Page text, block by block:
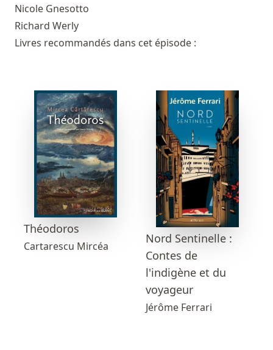
Nicole Gnesotto
Richard Werly
Livres recommandés dans cet épisode :
Théodoros
Cartarescu Mircéa
Nord Sentinelle :
Contes de
l'indigène et du
voyageur
Jérôme Ferrari